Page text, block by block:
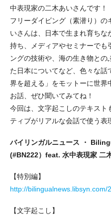
中表現家の二木あいさんです！
フリーダイビング（素潜り）
いさんは、日本で生まれ育ち
持ち、メディアやセミナーで
ングの技術や、海の生き物と
た日本についてなど、色々な
界を超える」をモットーに世界
お話、ぜひ聞いてみてね！
今回は、文字起こしのテキスト
ティブがリアルな会話で使う表
バイリンガルニュース ・
(#BN222）feat. 水中表現家 二
【特別編】
http://bilingualnews.libsyn.com/
【文字起こし】